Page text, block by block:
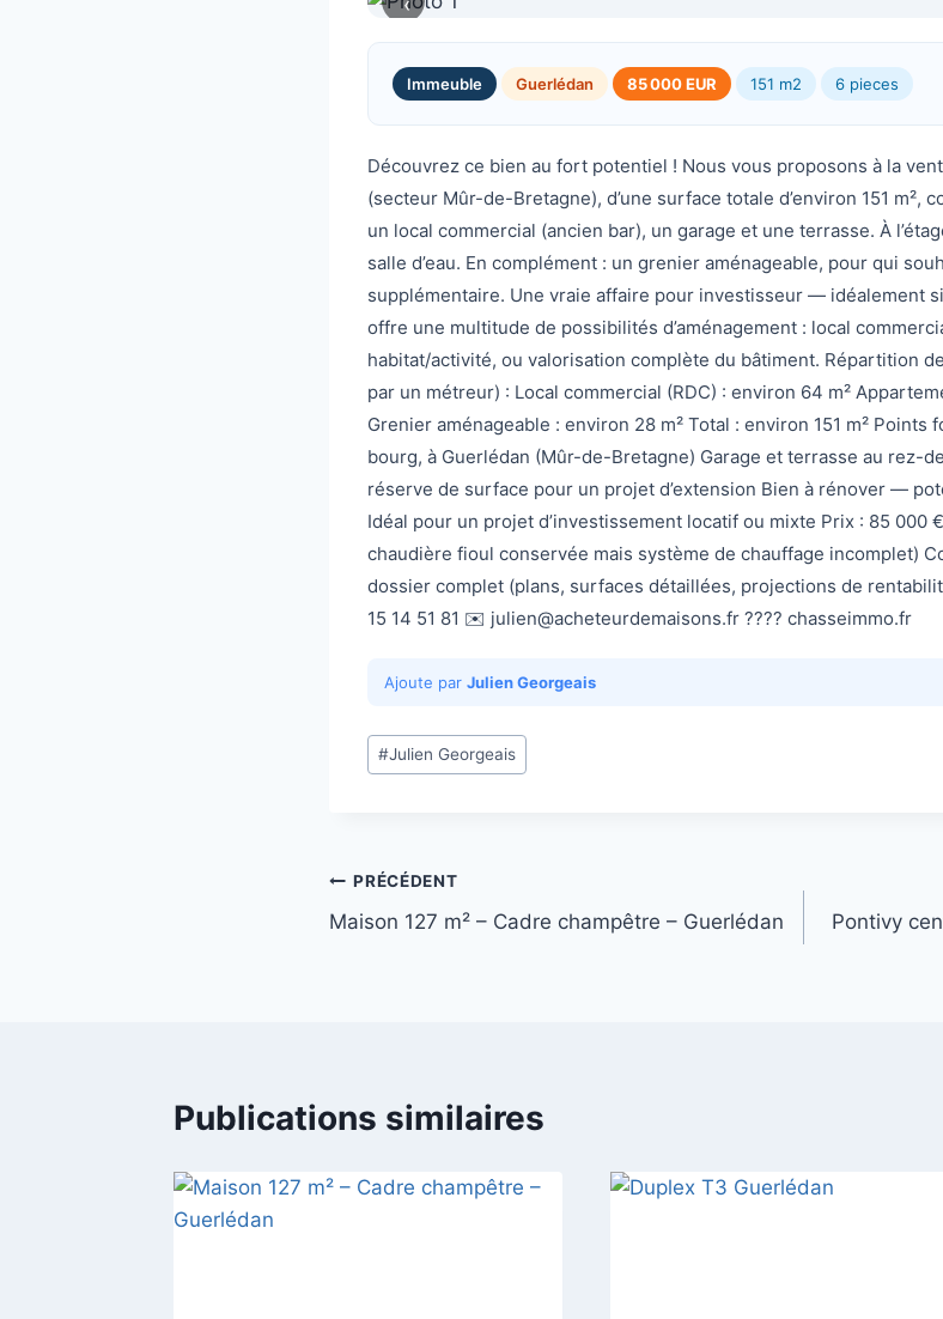
Immeuble Guerlédan 85 000 EUR 151 m2 6 pieces
Découvrez ce bien au fort potentiel ! Nous vous proposons à la
(secteur Mûr-de-Bretagne), d’une surface totale d’environ 151 m²,
un local commercial (ancien bar), un garage et une terrasse. À
salle d’eau. En complément : un grenier aménageable, pour qui
supplémentaire. Une vraie affaire pour investisseur — idéalement
offre une multitude de possibilités d’aménagement : local
habitat/activité, ou valorisation complète du bâtiment. Répartition
par un métreur) : Local commercial (RDC) : environ 64 m²
Grenier aménageable : environ 28 m² Total : environ 151 m²
bourg, à Guerlédan (Mûr-de-Bretagne) Garage et terrasse au rez-
réserve de surface pour un projet d’extension Bien à rénover —
Idéal pour un projet d’investissement locatif ou mixte Prix : 85
chaudière fioul conservée mais système de chauffage incomplet)
dossier complet (plans, surfaces détaillées, projections de
15 14 51 81 ✉️ julien@acheteurdemaisons.fr ???? chasseimmo.fr
Ajoute par Julien Georgeais
Étiquettes
de
#Julien Georgeais
Navigation
de
PRÉCÉDENT
Maison 127 m² – Cadre champêtre – Guerlédan
Pontivy
Publications similaires